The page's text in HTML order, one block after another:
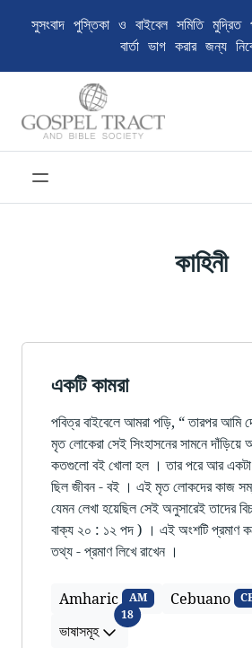
সুসংবাদ পুস্তিকা ও বাইবেল সমিতি মুদ্রিত
বার্তা ভাগ করার জন্য
কাহিনী
একটি কামরা
পবিত্র বাইবেলে আমরা পড়ি, “ তারপর আমি
মৃত লোকেরা সেই সিংহাসনের সামনে
কতগুলো বই খোলা হল । তার পরে আর
ছিল জীবন - বই । এই মৃত লোকদের কাজ
যেমন লেখা হয়েছিল সেই অনুসারেই তাদের
বাক্য ২০ : ১২ পদ ) । এই অংশটি প্রমাণ
তথ্য - প্রমাণ লিখে রাখেন ।
Amharic AM Cebuano
ভাষাসমূহ
18ভাষাসমূহ